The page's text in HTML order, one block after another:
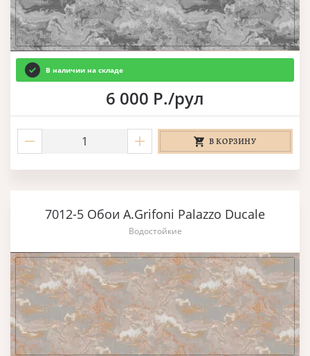
В наличии на складе
6 000 Р./рул
В КОРЗИНУ
7012-5 Обои A.Grifoni Palazzo Ducale
Водостойкие